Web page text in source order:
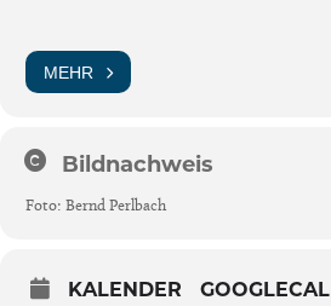
MEHR
Bildnachweis
Foto: Bernd Perlbach
KALENDER GOOGLECAL